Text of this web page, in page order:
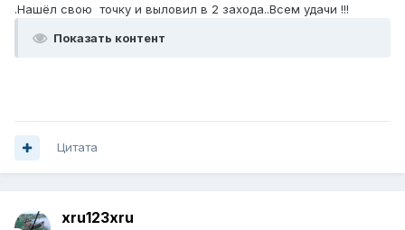
.Нашёл свою точку и выловил в 2 захода..Всем удачи !!!
Показать контент
Цитата
xru123xru